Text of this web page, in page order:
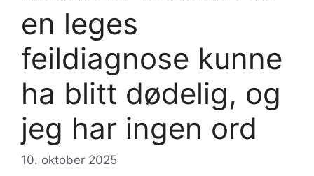
en leges
feildiagnose kunne
ha blitt dødelig, og
jeg har ingen ord
10. oktober 2025